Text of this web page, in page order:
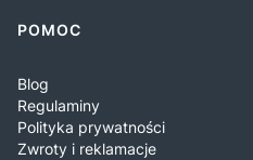
Linki w stopce
POMOC
Blog
Regulaminy
Polityka prywatności
Zwroty i reklamacje